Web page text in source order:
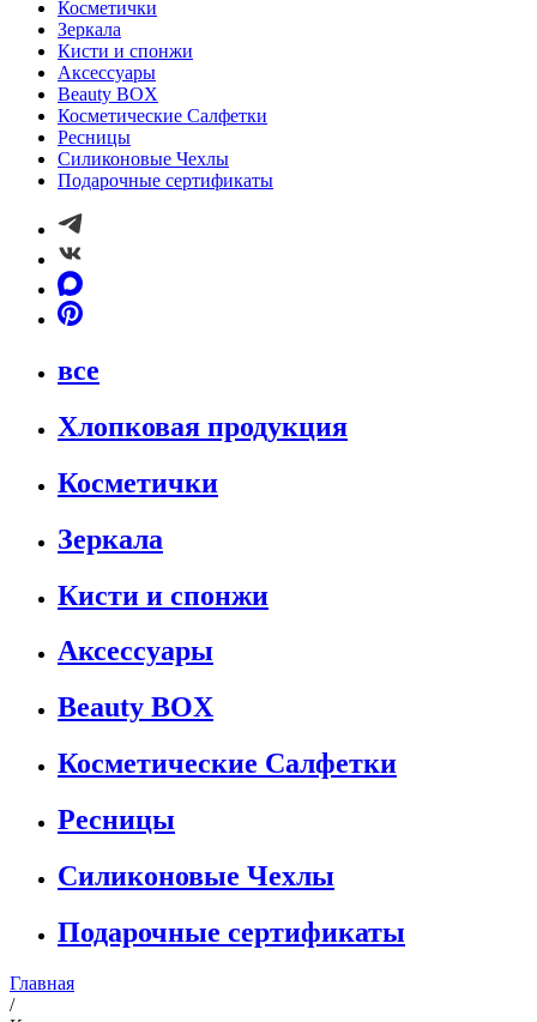
Косметички
Зеркала
Кисти и спонжи
Аксессуары
Beauty BOX
Косметические Салфетки
Ресницы
Силиконовые Чехлы
Подарочные сертификаты
все
Хлопковая продукция
Косметички
Зеркала
Кисти и спонжи
Аксессуары
Beauty BOX
Косметические Салфетки
Ресницы
Силиконовые Чехлы
Подарочные сертификаты
Главная
/